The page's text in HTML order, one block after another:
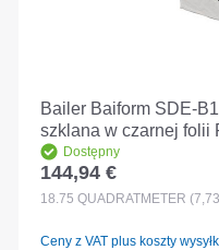
Bailer Baiform SDE-
szklana w czarnej folii
Dostępny
Cena regularna:
144,94 €
18.75 QUADRATMETER
Ceny z VAT plus koszty